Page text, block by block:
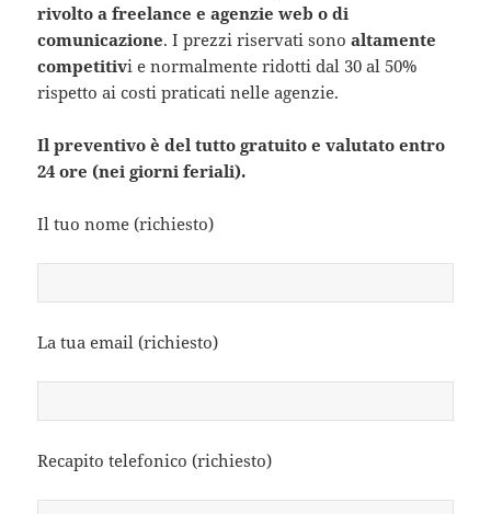
rivolto a freelance e agenzie web o di
comunicazione. I prezzi riservati sonoaltamente
competitivi e normalmente ridotti dal 30 al 50%
rispetto ai costi praticati nelle agenzie.
Il preventivo è del tutto gratuito e valutato entro
24 ore (nei giorni feriali).
Il tuo nome (richiesto)
La tua email (richiesto)
Recapito telefonico (richiesto)